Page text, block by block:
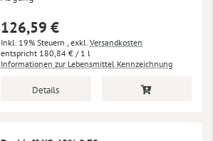
126,59 €
Inkl. 19% Steuern exkl. Versandkosten
180,84 € / 1 l
Informationen zur Lebensmittel Kennzeichnung
Details